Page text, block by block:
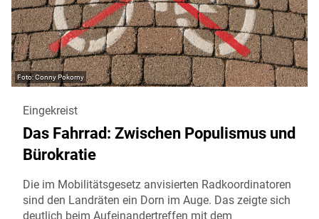
Conny Pokorny
Eingekreist
Das Fahrrad: Zwischen Populismus und
Bürokratie
Die im Mobilitätsgesetz anvisierten Radkoordinatoren
sind den Landräten ein Dorn im Auge. Das zeigte sich
deutlich beim Aufeinandertreffen mit dem